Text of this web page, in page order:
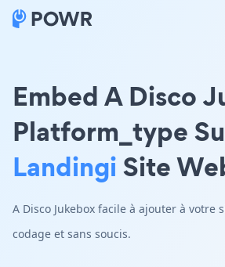
Embed A Disco
Platform_type
LandingiSite
A Disco Jukebox facile à ajouter à votre
codage et sans soucis.